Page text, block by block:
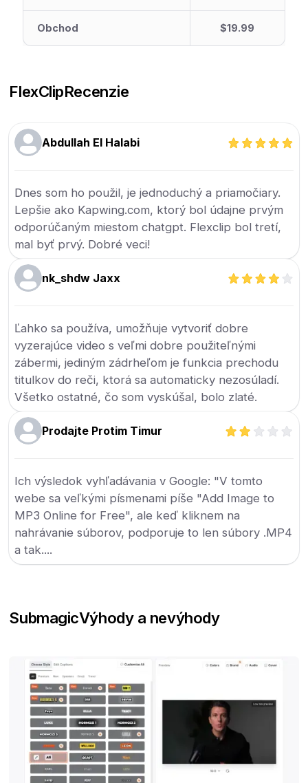
Obchod $19.99
FlexClipRecenzie
Abdullah El Halabi
Dnes som ho použil, je jednoduchý a priamočiary.
Lepšie ako Kapwing.com, ktorý bol údajne prvým
odporúčaným miestom chatgpt. Flexclip bol tretí,
mal byť prvý. Dobré veci!
nk_shdw Jaxx
Ľahko sa používa, umožňuje vytvoriť dobre
vyzerajúce video s veľmi dobre použiteľnými
zábermi, jediným zádrheľom je funkcia prechodu
titulkov do reči, ktorá sa automaticky nezosúladí.
Všetko ostatné, čo som vyskúšal, bolo zlaté.
Prodajte Protim Timur
Ich výsledok vyhľadávania v Google: "V tomto
webe sa veľkými písmenami píše "Add Image to
MP3 Online for Free", ale keď kliknem na
nahrávanie súborov, podporuje to len súbory .MP4
a tak....
SubmagicVýhody a nevýhody